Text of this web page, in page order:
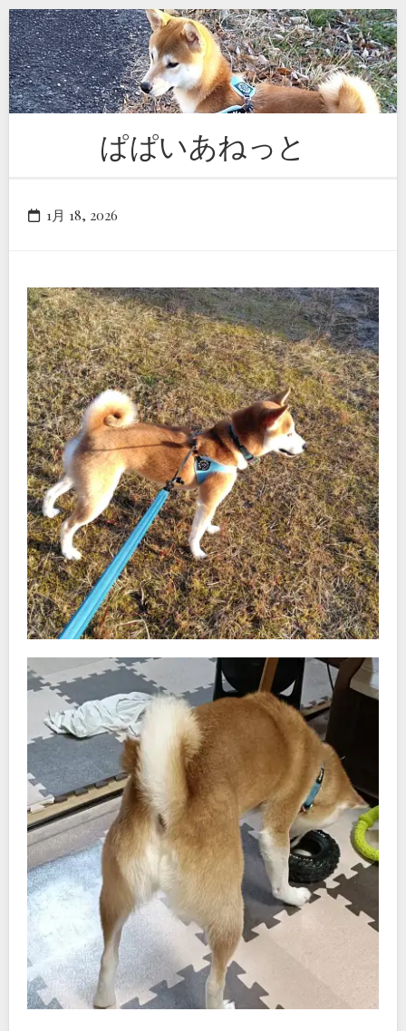
Skip
to
content
ぱぱいあねっと
1月 18, 2026